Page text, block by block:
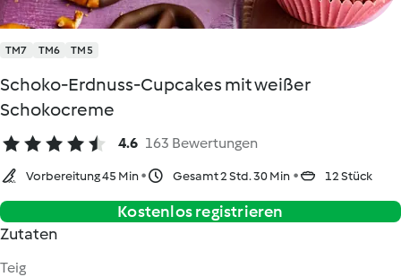
TM7 TM6 TM5
Schoko-Erdnuss-Cupcakes mit weißer
Schokocreme
4.6 163 Bewertungen
Vorbereitung 45 Min Gesamt 2 Std. 30 Min 12 Stück
Kostenlos registrieren
Zutaten
Teig